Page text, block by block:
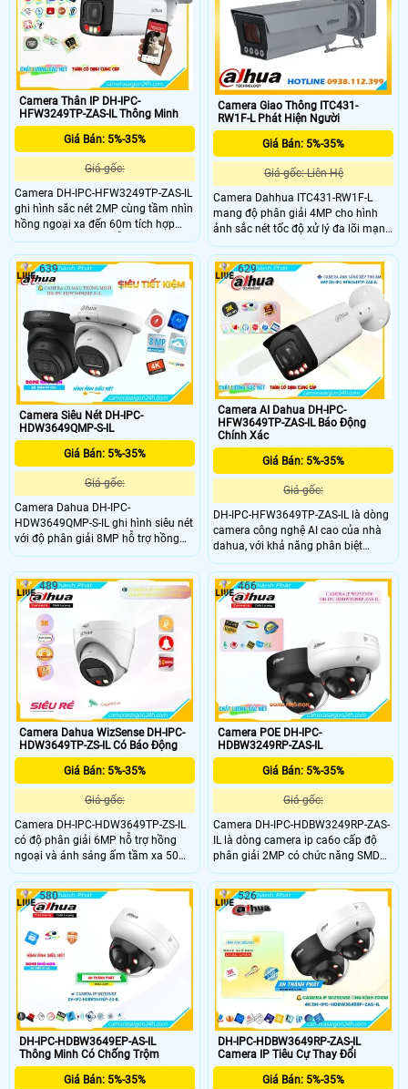
sáng DWDR
phương tiện hạn chế cảnh báo giả
giúp giám sát hiệu quả hơn
Camera Thân IP DH-IPC-
HFW3249TP-ZAS-IL Thông Minh
Giá Bán: 5%-35%
Giá gốc:
Camera DH-IPC-HFW3249TP-ZAS-IL
ghi hình săc nét 2MP cùng tầm nhìn
hồng ngoại xa đến 60m tích hợp
Mic và loa tích hợp hỗ trợ đàm thoại
hai chiều thuận tiện. Nhờ khả năng
nhận diện thông minh và phân tích
chính xác chuyển động camera này
đáp ứng tốt nhu cầu giám sát an
ninh ngoài trời
Camera Giao Thông ITC431-
RW1F-L Phát Hiện Người
Giá Bán: 5%-35%
Giá gốc: Liên Hệ
Camera Dahhua ITC431-RW1F-L
mang độ phân giải 4MP cho hình
ảnh sắc nét tốc độ xử lý đa lõi mạnh
mẽ cùng cảm biến CMOS 1/1.8 inch
độ nhạy sáng 0.0001lux hỗ trợ chụp
biển số tỉ lệ chuẩn cao phát hiện
phương tiện tới 180kmh chống
ngược sáng 140dB tích hợp LED
sáng ấm chuẩn IP67 IK10 cùng GPS
Positioning
Camera Siêu Nét DH-IPC-
HDW3649QMP-S-IL
Giá Bán: 5%-35%
Giá gốc:
Camera Dahua DH-IPC-
HDW3649QMP-S-IL ghi hình siêu nét
với độ phân giải 8MP hỗ trợ hồng
ngoại và đèn trợ sáng tầm xa 30m
giúp quan sát ban đêm luôn sáng
rõ. Mic thu âm tích hợp ghi lại âm
thanh chân thực cùng khả năng
phân biệt chuyển động thông minh
của người và xe cho trải nghiệm
giám sát toàn diện.
639
Camera AI Dahua DH-IPC-
HFW3649TP-ZAS-IL Báo Động
Chính Xác
Giá Bán: 5%-35%
Giá gốc:
DH-IPC-HFW3649TP-ZAS-IL là dòng
camera công nghệ AI cao của nhà
dahua, với khả năng phân biệt
người và xe, phát hiện khuôn mặt,
phát hiện ở lại, phát hiện lảng vảng,
phát hiện khuôn mặt, ống kính
zoom, độ nét cao 6.0MP được trang
629
Camera Dahua WizSense DH-IPC-
HDW3649TP-ZS-IL Có Báo Động
Giá Bán: 5%-35%
Giá gốc:
Camera DH-IPC-HDW3649TP-ZS-IL
có độ phân giải 6MP hỗ trợ hồng
ngoại và ánh sáng ấm tầm xa 50m.
Tich hợp mic thu âm chân thực,
công nghệ AI giúp phân loại chuyển
động chính xác của người và
phương tiện. Đồng thời hỗ trợ lưu trữ
qua thẻ nhớ tối da 512Gb
489
Camera POE DH-IPC-
HDBW3249RP-ZAS-IL
Giá Bán: 5%-35%
Giá gốc:
Camera DH-IPC-HDBW3249RP-ZAS-
IL là dòng camera ip ca6o cấp độ
phân giải 2MP có chức năng SMD
4.0, AI SSA, AcuPick, Hàng rào ảo
Xâm nhập Phân biệt chuyển động
của Người và Phương tiện giám sát
ban đêm thông minh với ánh led .
466
DH-IPC-HDBW3649EP-AS-IL
Thông Minh Có Chống Trộm
Giá Bán: 5%-35%
580
DH-IPC-HDBW3649RP-ZAS-IL
Camera IP Tiêu Cự Thay Đổi
Giá Bán: 5%-35%
526